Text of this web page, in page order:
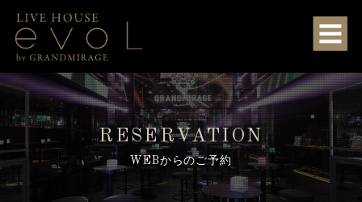
RESERVATION
WEBからのご予約